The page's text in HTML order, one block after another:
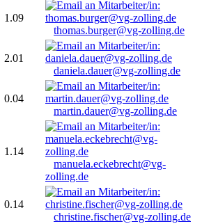
1.09
thomas.burger@vg-zolling.de
2.01
daniela.dauer@vg-zolling.de
0.04
martin.dauer@vg-zolling.de
1.14
manuela.eckebrecht@vg-
zolling.de
0.14
christine.fischer@vg-zolling.de